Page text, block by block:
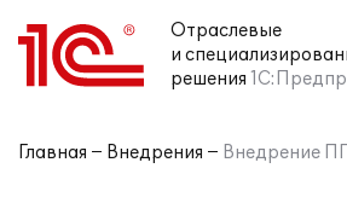
Отраслевые
и
решения
Главная Внедрения Внедрение